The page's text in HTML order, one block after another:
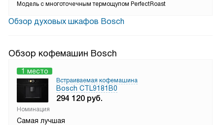
Модель с многоточечным термощупом PerfectRoast
Обзор духовых шкафов Bosch
Обзор кофемашин Bosch
1 место
Встраиваемая кофемашина
Bosch CTL9181B0
294 120 руб.
Номинация
Самая лучшая